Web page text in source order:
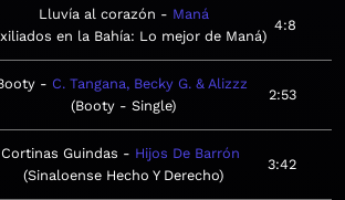
Lluvía al corazón
Maná
en la Bahía: Lo mejor de Maná
4:8
C. Tangana, Becky G. & Alizzz
Booty - Single
2:53
Cortinas Guindas
Hijos De Barrón
Sinaloense Hecho Y Derecho
3:42